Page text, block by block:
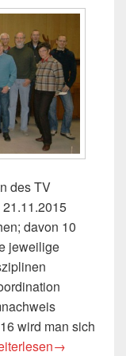
des TV
davon 10
jeweilige
wird man sich
→